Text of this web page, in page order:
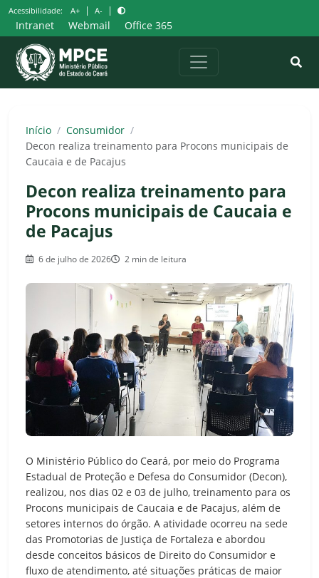
Pular
para
o
conteúdo
Acessibilidade: A+ | A- |
Intranet Webmail Office 365
Início / Consumidor /
Decon realiza treinamento para Procons municipais de
Caucaia e de Pacajus
Decon realiza treinamento para
Procons municipais de Caucaia e
de Pacajus
6 de julho de 2026 2 min de leitura
O Ministério Público do Ceará, por meio do Programa
Estadual de Proteção e Defesa do Consumidor (Decon),
realizou, nos dias 02 e 03 de julho, treinamento para os
Procons municipais de Caucaia e de Pacajus, além de
setores internos do órgão. A atividade ocorreu na sede
das Promotorias de Justiça de Fortaleza e abordou
desde conceitos básicos de Direito do Consumidor e
fluxo de atendimento, até situações práticas de maior